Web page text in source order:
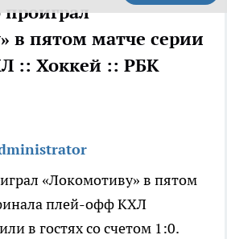
в пятом матче серии
:: Хоккей :: РБК
«Локомотиву» в пятом
плей-офф КХЛ
в гостях со счетом 1:0.